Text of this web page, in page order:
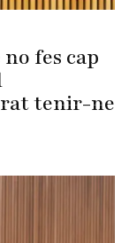
fes cap
tenir-ne